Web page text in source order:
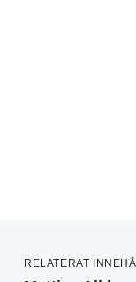
RELATERAT